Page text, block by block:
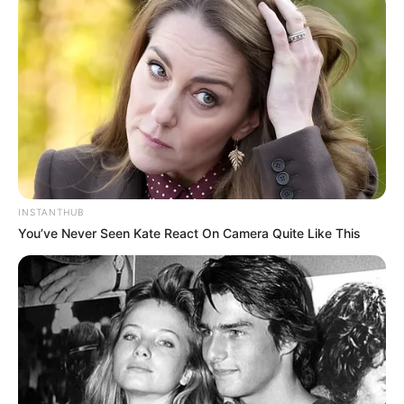
Japanischer Garten in Bad Langensalza
Meditative Atmosphäre zu allen vier
Jahreszeiten im original japanisch
gestalteten Garten in Bad Langensalza.
Friederikenschlösschen in Bad
Langensalza
Die Rokokoresidenz mit romantischem
von Bad Langensalza; wie auch der benachbarte
Rosengarten.
Rosengarten in Bad Langensalza
Rund 500 Rosensorten wachsen auf
einem nach 1990 zum Park umgestalteten
ehemaligen Fabrikgelände.
INSTANTHUB
You’ve Never Seen Kate React On Camera Quite Like This